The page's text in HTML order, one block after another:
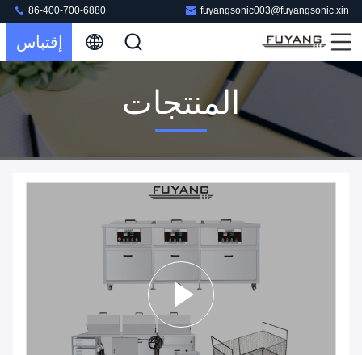
fuyangsonic003@fuyangsonic.xin
86-400-700-6880
إقتباس
المنتجات